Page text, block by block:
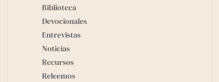
Biblioteca
Devocionales
Entrevistas
Noticias
Recursos
Releemos